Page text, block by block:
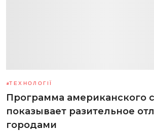
ТЕХНОЛОГІЇ
Программа американского
показывает разительное
городами